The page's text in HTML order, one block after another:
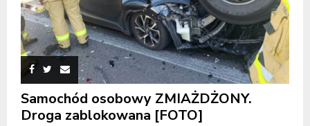
Samochód osobowy ZMIAŻDŻONY.
Droga zablokowana [FOTO]